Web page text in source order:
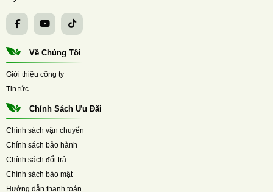
Về Chúng Tôi
Giới thiệu công ty
Tin tức
Chính Sách Ưu Đãi
Chính sách vận chuyển
Chính sách bảo hành
Chính sách đổi trả
Chính sách bảo mật
Hướng dẫn thanh toán